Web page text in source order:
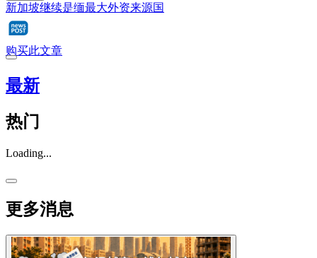
新加坡继续是缅最大外资来源国
购买此文章
最新
热门
Loading...
更多消息